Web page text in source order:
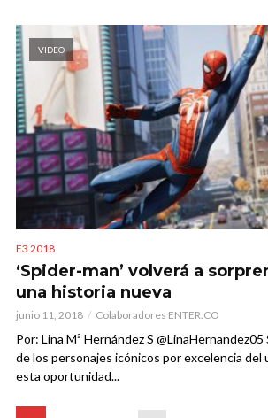
VIDEO
E3 2018
‘Spider-man’ volverá a
una historia nueva
junio 11, 2018 Colaboradores ENTER.CO
Por: Lina Mª Hernández S
de los personajes icónicos por excelencia del
esta oportunidad...